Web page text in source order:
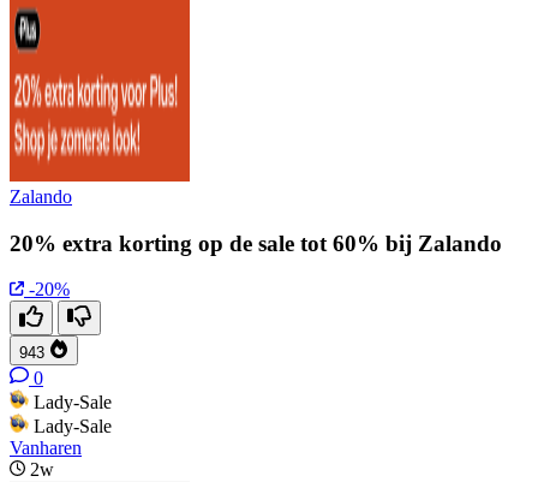
Zalando
20% extra korting op de sale tot 60% bij Zalando
-20%
943
0
Lady-Sale
Lady-Sale
Vanharen
2w